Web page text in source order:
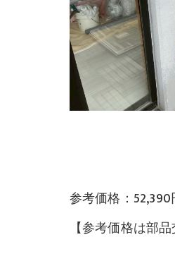
参考価格：
【参考価格は部